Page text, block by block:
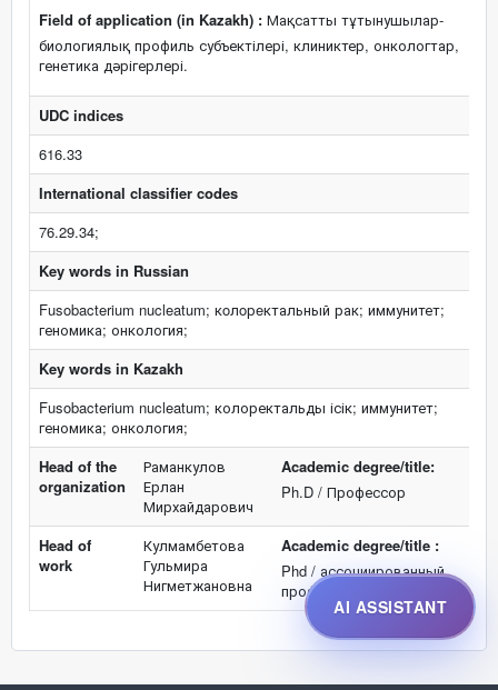
Field of application (in Kazakh) : Мақсатты тұтынушылар-
биологиялық профиль субъектілері, клиниктер, онкологтар,
генетика дәрігерлері.
UDC indices
616.33
International classifier codes
76.29.34;
Key words in Russian
Fusobacterium nucleatum; кoлoрeктальный рак; иммунитет;
геномика; онкология;
Key words in Kazakh
Fusobacterium nucleatum; колоректальды ісік; иммунитет;
геномика; онкология;
Head of the
organization
Раманкулов
Ерлан
Мирхайдарович
Academic degree/title:
Ph.D / Профессор
Head of
work
Кулмамбетова
Гульмира
Нигметжановна
Academic degree/title :
Phd / ассоциированный
профессор
AI ASSISTANT